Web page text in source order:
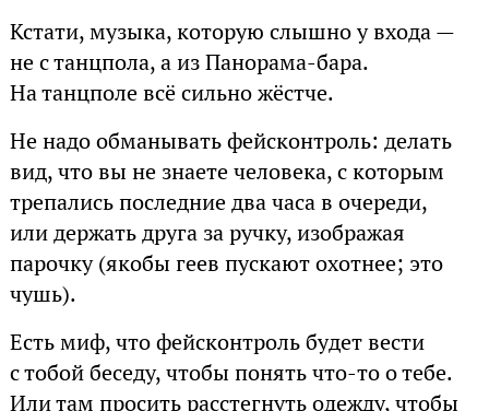
Кстати, музыка, которую слышно у входа —
не с танцпола, а из Панорама-бара.
На танцполе всё сильно жёстче.
Не надо обманывать фейсконтроль: делать
вид, что вы не знаете человека, с которым
трепались последние два часа в очереди,
или держать друга за ручку, изображая
парочку (якобы геев пускают охотнее; это
чушь).
Есть миф, что фейсконтроль будет вести
с тобой беседу, чтобы понять что-то о тебе.
Или там просить расстегнуть одежду, чтобы